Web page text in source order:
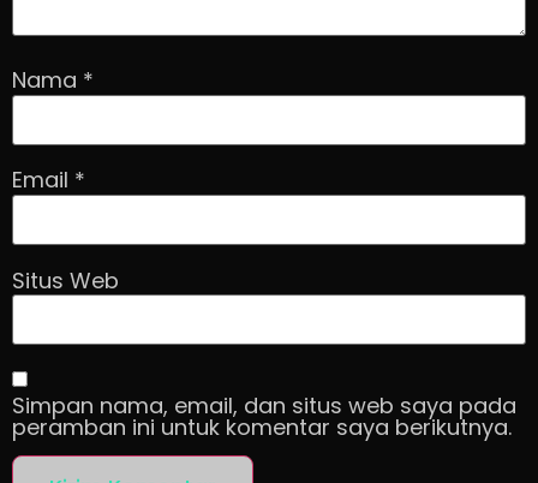
Nama *
Email *
Situs Web
Simpan nama, email, dan situs web saya pada
peramban ini untuk komentar saya berikutnya.